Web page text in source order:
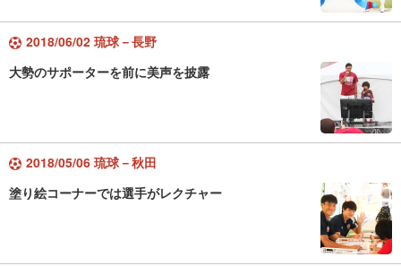
2018/06/02 琉球－長野
大勢のサポーターを前に美声を披露
2018/05/06 琉球－秋田
塗り絵コーナーでは選手がレクチャー